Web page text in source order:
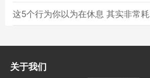
这5个行为你以为在休息 其实非常
关于我们